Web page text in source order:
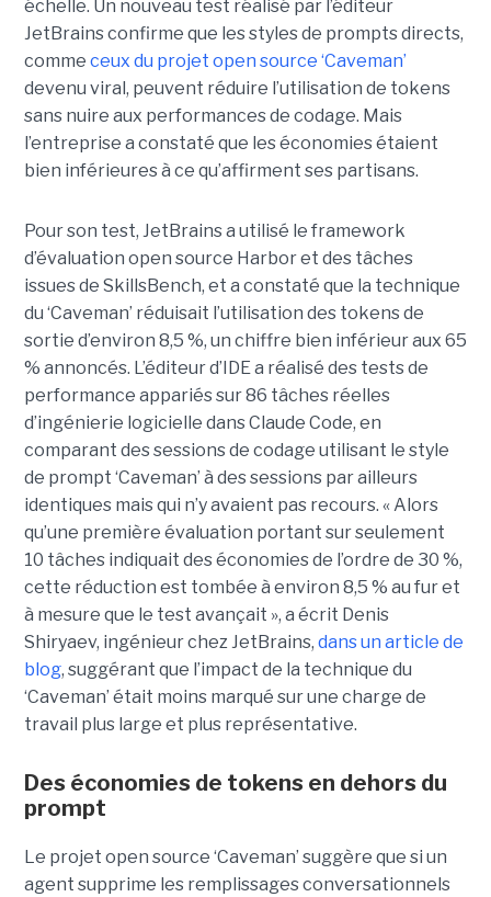
échelle. Un nouveau test réalisé par l’éditeur
JetBrains confirme que les styles de prompts directs,
comme ceux du projet open source ‘Caveman’
devenu viral, peuvent réduire l’utilisation de tokens
sans nuire aux performances de codage. Mais
l’entreprise a constaté que les économies étaient
bien inférieures à ce qu’affirment ses partisans.
Pour son test, JetBrains a utilisé le framework
d’évaluation open source Harbor et des tâches
issues de SkillsBench, et a constaté que la technique
du ‘Caveman’ réduisait l’utilisation des tokens de
sortie d’environ 8,5 %, un chiffre bien inférieur aux 65
% annoncés. L’éditeur d’IDE a réalisé des tests de
performance appariés sur 86 tâches réelles
d’ingénierie logicielle dans Claude Code, en
comparant des sessions de codage utilisant le style
de prompt ‘Caveman’ à des sessions par ailleurs
identiques mais qui n’y avaient pas recours. « Alors
qu’une première évaluation portant sur seulement
10 tâches indiquait des économies de l’ordre de 30 %,
cette réduction est tombée à environ 8,5 % au fur et
à mesure que le test avançait », a écrit Denis
Shiryaev, ingénieur chez JetBrains, dans un article de
blog, suggérant que l’impact de la technique du
‘Caveman’ était moins marqué sur une charge de
travail plus large et plus représentative.
Des économies de tokens en dehors du
prompt
Le projet open source ‘Caveman’ suggère que si un
agent supprime les remplissages conversationnels